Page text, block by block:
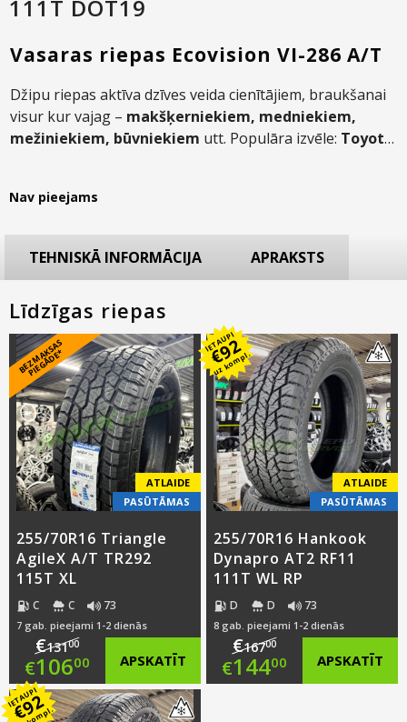
111T DOT19
Vasaras riepas Ecovision VI-286 A/T
Džipu riepas aktīva dzīves veida cienītājiem, braukšanai
visur kur vajag – makšķerniekiem, medniekiem,
mežiniekiem, būvniekiem utt. Populāra izvēle: Toyota
Ford Ranger u. c
Nav pieejams
TEHNISKĀ INFORMĀCIJA APRAKSTS
Līdzīgas riepas
B
E
Z
M
A
K
S
A
S
PI
E
G
Ā
D
E
*
ATLAIDE
PASŪTĀMAS
255/70R16 Triangle
AgileX A/T TR292
115T XL
C C 73
7 gab. pieejami 1-2 dienās
€13100
Original
price
€10600
Current
APSKATĪT
IETAUPI
€92
uz kompl.
ATLAIDE
PASŪTĀMAS
255/70R16 Hankook
Dynapro AT2 RF11
111T WL RP
D D 73
8 gab. pieejami 1-2 dienās
€16700
Original
€14400 APSKATĪT
IETAUPI
€92